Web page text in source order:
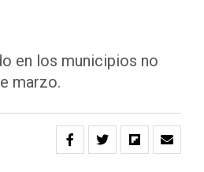
en los municipios no
marzo.